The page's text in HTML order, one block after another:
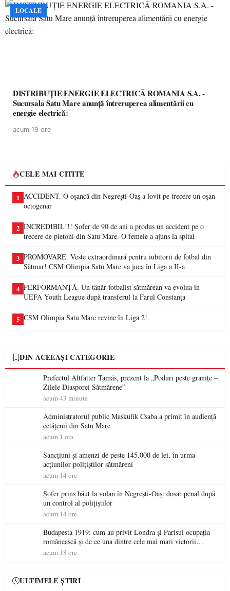
LOCALE
DISTRIBUȚIE ENERGIE ELECTRICĂ ROMANIA S.A. -
Sucursala Satu Mare anunţă întreruperea alimentării cu
energie electrică:
acum 19 ore
CELE MAI CITITE
1 ACCIDENT. O oșancă din Negrești-Oaș a lovit pe trecere un oșan
octogenar
2 INCREDIBIL!!! Șofer de 90 de ani a produs un accident pe o
trecere de pietoni din Satu Mare. O femeie a ajuns la spital
3 PROMOVARE. Veste extraordinară pentru iubitorii de fotbal din
Sătmar! CSM Olimpia Satu Mare va juca în Liga a II-a
4 PERFORMANȚĂ. Un tânăr fotbalist sătmărean va evolua în
UEFA Youth League după transferul la Farul Constanța
5 CSM Olimpia Satu Mare revine în Liga 2!
DIN ACEEAȘI CATEGORIE
Prefectul Altfatter Tamás, prezent la „Poduri peste granițe –
Zilele Diasporei Sătmărene”
acum 43 minute
Administratorul public Maskulik Csaba a primit în audiență
cetățenii din Satu Mare
acum 1 ora
Sancțiuni și amenzi de peste 145.000 de lei, în urma
acțiunilor polițiștilor sătmăreni
acum 14 ore
Șofer prins băut la volan în Negrești-Oaș: dosar penal după
un control al polițiștilor
acum 14 ore
Budapesta 1919: cum au privit Londra și Parisul ocupația
românească și de ce una dintre cele mai mari victorii
militare ale României a devenit o controversă diplomatică
acum 18 ore
ULTIMELE ȘTIRI